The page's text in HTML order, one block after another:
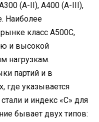
(А-II), А400 (А-III),
Наиболее
класс А500С,
и высокой
нагрузкам.
партий и в
где указывается
и индекс «С» для
бывает двух типов: